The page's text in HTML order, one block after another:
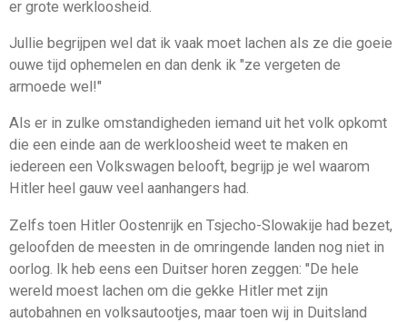
er grote werkloosheid.
Jullie begrijpen wel dat ik vaak moet lachen als ze die goeie
ouwe tijd ophemelen en dan denk ik "ze vergeten de
armoede wel!"
Als er in zulke omstandigheden iemand uit het volk opkomt
die een einde aan de werkloosheid weet te maken en
iedereen een Volkswagen belooft, begrijp je wel waarom
Hitler heel gauw veel aanhangers had.
Zelfs toen Hitler Oostenrijk en Tsjecho-Slowakije had bezet,
geloofden de meesten in de omringende landen nog niet in
oorlog. Ik heb eens een Duitser horen zeggen: "De hele
wereld moest lachen om die gekke Hitler met zijn
autobahnen en volksautootjes, maar toen wij in Duitsland